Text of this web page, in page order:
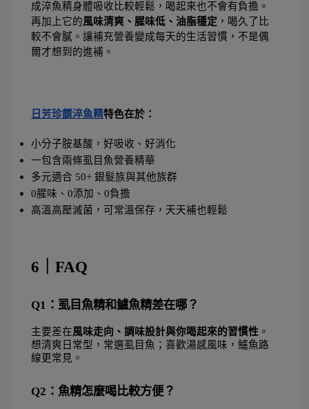
成淬魚精身體吸收比較輕鬆，喝起來也不會有負擔。
再加上它的風味清爽、腥味低、油脂穩定 ，喝久了比
較不會膩。讓補充營養變成每天的生活習慣，不是偶
爾才想到的進補。
日芳珍饌淬魚精特色在於：
小分子胺基酸，好吸收、好消化
一包含兩條虱目魚營養精華
多元適合 50+ 銀髮族與其他族群
0腥味、0添加、0負擔
高溫高壓滅菌，可常溫保存，天天補也輕鬆
6｜FAQ
Q1：虱目魚精和鱸魚精差在哪？
主要差在風味走向、調味設計與你喝起來的習慣性 。
想清爽日常型，常選虱目魚；喜歡湯感風味，鱸魚路
線更常見。
Q2：魚精怎麼喝比較方便？